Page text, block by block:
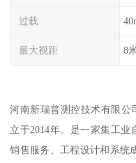
过载
最大视距 8
河南新瑞普测控技术有限公
立于2014年。是一家集工
销售服务、工程设计和系统